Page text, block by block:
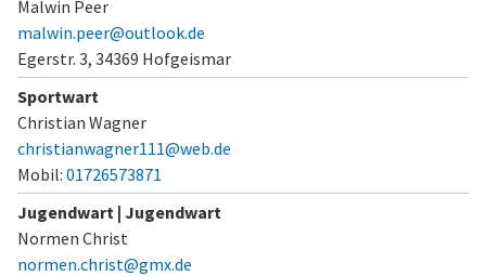
Malwin Peer
malwin.peer@outlook.de
Egerstr. 3, 34369 Hofgeismar
Sportwart
Christian Wagner
christianwagner111@web.de
Mobil: 01726573871
Jugendwart | Jugendwart
Normen Christ
normen.christ@gmx.de